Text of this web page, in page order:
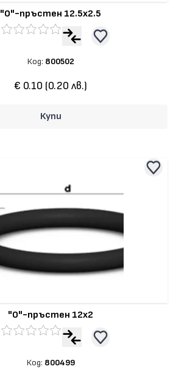
"О"-пръстен 12.5x2.5
Код: 800502
€ 0.10 (0.20 лв.)
Купи
"О"-пръстен 12x2
Код: 800499